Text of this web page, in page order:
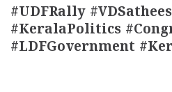
#UDFRally
#KeralaPolitics
#LDFGovernment